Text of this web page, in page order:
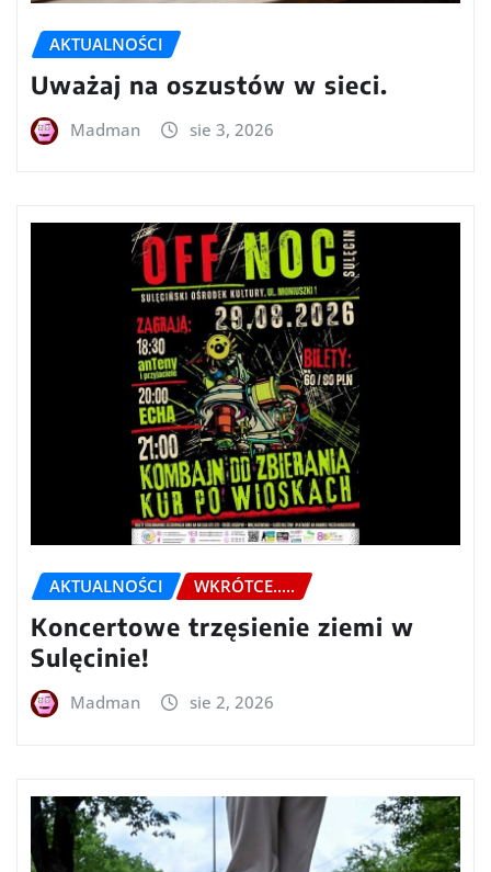
AKTUALNOŚCI
Uważaj na oszustów w sieci.
Madman sie 3, 2026
AKTUALNOŚCI WKRÓTCE.....
Koncertowe trzęsienie ziemi w
Sulęcinie!
Madman sie 2, 2026